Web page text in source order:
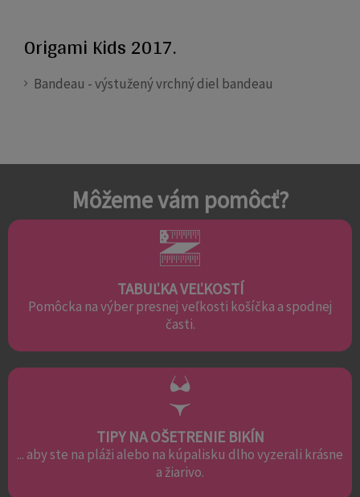
Origami Kids 2017.
Bandeau - výstužený vrchný diel bandeau
Môžeme vám pomôcť?
TABUĽKA VEĽKOSTÍ
Pomôcka na výber presnej veľkosti košíčka a spodnej
časti.
TIPY NA OŠETRENIE BIKÍN
... aby ste na pláži alebo na kúpalisku dlho vyzerali krásne
a žiarivo.